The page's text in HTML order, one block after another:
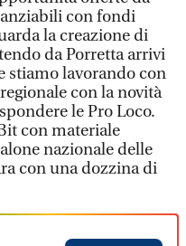
con fondi
la creazione di
da Porretta arrivi
stiamo lavorando con
con la novità
le Pro Loco.
con materiale
nazionale delle
con una dozzina di